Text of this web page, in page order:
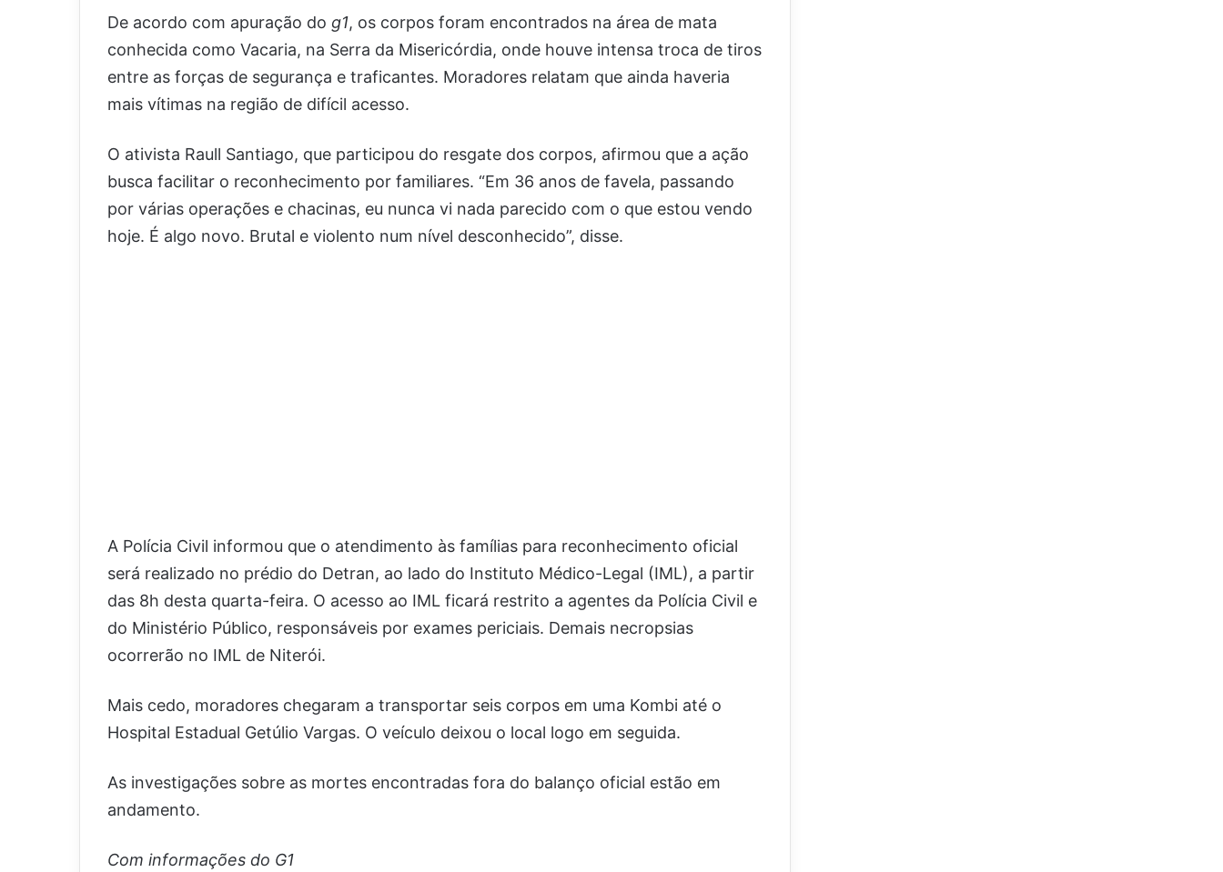
De acordo com apuração do g1, os corpos foram encontrados na área de mata
conhecida como Vacaria, na Serra da Misericórdia, onde houve intensa troca de tiros
entre as forças de segurança e traficantes. Moradores relatam que ainda haveria
mais vítimas na região de difícil acesso.
O ativista Raull Santiago, que participou do resgate dos corpos, afirmou que a ação
busca facilitar o reconhecimento por familiares. “Em 36 anos de favela, passando
por várias operações e chacinas, eu nunca vi nada parecido com o que estou vendo
hoje. É algo novo. Brutal e violento num nível desconhecido”, disse.
A Polícia Civil informou que o atendimento às famílias para reconhecimento oficial
será realizado no prédio do Detran, ao lado do Instituto Médico-Legal (IML), a partir
das 8h desta quarta-feira. O acesso ao IML ficará restrito a agentes da Polícia Civil e
do Ministério Público, responsáveis por exames periciais. Demais necropsias
ocorrerão no IML de Niterói.
Mais cedo, moradores chegaram a transportar seis corpos em uma Kombi até o
Hospital Estadual Getúlio Vargas. O veículo deixou o local logo em seguida.
As investigações sobre as mortes encontradas fora do balanço oficial estão em
andamento.
Com informações do G1